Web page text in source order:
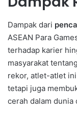
Dampak dari
ASEAN Para
terhadap karier
masyarakat
rekor, atlet-atlet
tetapi juga
cerah dalam dunia